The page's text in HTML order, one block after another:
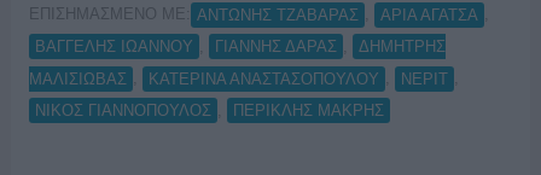
ΕΠΙΣΗΜΑΣΜΕΝΟ ΜΕ: ΑΝΤΩΝΗΣ ΤΖΑΒΑΡΑΣ ΑΡΙΑ ΑΓΑΤΣΑ
ΒΑΓΓΕΛΗΣ ΙΩΑΝΝΟΥ
ΓΙΑΝΝΗΣ ΔΑΡΑΣ
ΔΗΜΗΤΡΗΣ
ΜΑΛΙΣΙΩΒΑΣ
ΚΑΤΕΡΙΝΑ ΑΝΑΣΤΑΣΟΠΟΥΛΟΥ ΝΕΡΙΤ
ΝΙΚΟΣ ΓΙΑΝΝΟΠΟΥΛΟΣ
ΠΕΡΙΚΛΗΣ ΜΑΚΡΗΣ